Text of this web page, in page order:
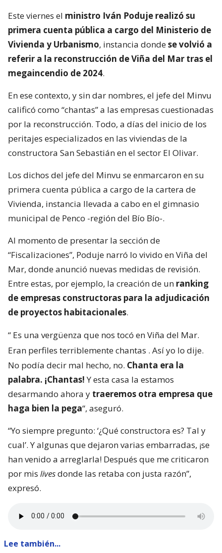
Este viernes el ministro Iván Poduje realizó su
primera cuenta pública a cargo del Ministerio de
Vivienda y Urbanismo, instancia dondese volvió a
referir a la reconstrucción de Viña del Mar tras el
megaincendio de 2024.
En ese contexto, y sin dar nombres, el jefe del Minvu
calificó como “chantas” a las empresas cuestionadas
por la reconstrucción. Todo, a días del inicio de los
peritajes especializados en las viviendas de la
constructora San Sebastián en el sector El Olivar.
Los dichos del jefe del Minvu se enmarcaron en su
primera cuenta pública a cargo de la cartera de
Vivienda, instancia llevada a cabo en el gimnasio
municipal de Penco -región del Bío Bío-.
Al momento de presentar la sección de
“Fiscalizaciones”, Poduje narró lo vivido en Viña del
Mar, donde anunció nuevas medidas de revisión.
Entre estas, por ejemplo, la creación de un ranking
de empresas constructoras para la adjudicación
de proyectos habitacionales.
“ Es una vergüenza que nos tocó en Viña del Mar.
Eran perfiles terriblemente chantas . Así yo lo dije.
No podía decir mal hecho, no. Chanta era la
palabra. ¡Chantas!Y esta casa la estamos
desarmando ahora y traeremos otra empresa que
haga bien la pega“, aseguró.
“Yo siempre pregunto: ‘¿Qué constructora es? Tal y
cual’. Y algunas que dejaron varias embarradas, ¡se
han venido a arreglarla! Después que me criticaron
por mis livesdonde las retaba con justa razón”,
expresó.
Lee también...